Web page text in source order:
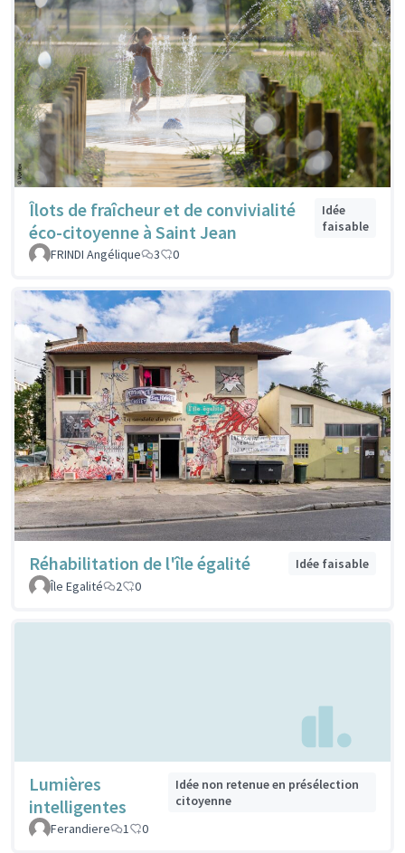
Îlots de fraîcheur et de convivialité
éco-citoyenne à Saint Jean
Idée
faisable
FRINDI Angélique
3 0
Réhabilitation de l'île égalité
Idée faisable
Île Egalité
2 0
Lumières
intelligentes
Idée non retenue en présélection
citoyenne
Ferandiere
1 0